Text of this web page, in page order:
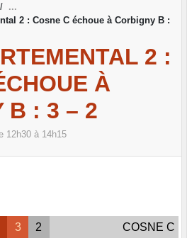
2 : Cosne C échoue à Corbigny B :
2 :
À
B : 3 – 2
12h30 à 14h15
3 2 COSNE C